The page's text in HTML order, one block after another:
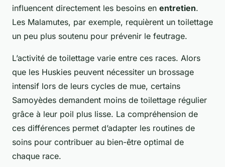
influencent directement les besoins en entretien.
Les Malamutes, par exemple, requièrent un toilettage
un peu plus soutenu pour prévenir le feutrage.
L’activité de toilettage varie entre ces races. Alors
que les Huskies peuvent nécessiter un brossage
intensif lors de leurs cycles de mue, certains
Samoyèdes demandent moins de toilettage régulier
grâce à leur poil plus lisse. La compréhension de
ces différences permet d’adapter les routines de
soins pour contribuer au bien-être optimal de
chaque race.